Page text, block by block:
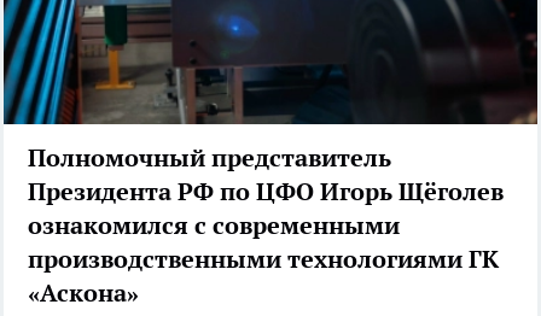
Полномочный представитель
Президента РФ по ЦФО Игорь Щёголев
ознакомился с современными
производственными технологиями ГК
«Аскона»